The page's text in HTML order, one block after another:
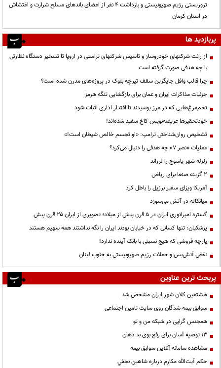
تروریستی رژیم صهیونیستی و بازداشت ۴ نفر از اعضای باندهای مسلح شرارت و اغتشاش
در استان کرمان
پربازدید ها
از رانت‌ شرکتهای خودروساز و تاسیس شرکتهای تراستی در اروپا تا تسخیر دستگاه نظارتی
با چه هدفی صورت گرفته است
چرا قالب وافل جایگزین سقف تیرچه بلوک در پروژه‌های مدرن شده است؟
جزئیات مذاکرات ایران و عمان برای بازگشایی تنگه هرمز
تخم‌مرغ‌هایی که در مرز پوسیدند تا اقتدار اداری اثبات شود
خودتحقیرها عریضه‌نویس کاخ سفید شده‌اند!
تشخیص روان‌شناختی ترامپ: «او تجسم خالص شیطان است!»
عملیات «نصر ۷» چه هدفی را دنبال می‌کرد؟
زلزله شهر یاسوج را لرزاند
۲ گزینه صنعا برای ریاض
آمریکا ویزای سفیر برزیل را باطل کرد
میانکاله در آتش می‌سوزد
گستره امپراتوری ایران در ۵ قرن پیش از میلاد؛ تصویری از ایران ۲۵ قرن پیش
پزشکیان: تنها کسانی که در خیابان بودند ایران را نگه نداشتند همه سهیم هستند
پارچه فروشی که هیچ نسبتی با بانک آینده ندارد!
نقض آتش‌بس و حملات رژیم صهیونیستی به جنوب لبنان
پربحث ترین عناوین
هشتمین کلان شهر ایران مشخص شد
سوابق بیمه شدگان روی سایت تامین اجتماعی
همجنس گرایی در شبکه من و تو
13 توصیه آسان برای رفع بوی بد دهان
مشاهده سامانه آنلاين سوابق بیمه
حكم آيت‌الله مكارم درباره شاهين نجفي